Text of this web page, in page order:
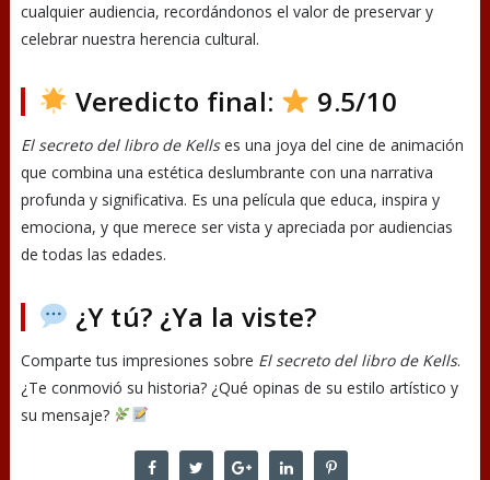
cualquier audiencia, recordándonos el valor de preservar y
celebrar nuestra herencia cultural.
Veredicto final: 9.5/10
El secreto del libro de Kellses una joya del cine de animación
que combina una estética deslumbrante con una narrativa
profunda y significativa. Es una película que educa, inspira y
emociona, y que merece ser vista y apreciada por audiencias
de todas las edades.
¿Y tú? ¿Ya la viste?
Comparte tus impresiones sobre El secreto del libro de Kells.
¿Te conmovió su historia? ¿Qué opinas de su estilo artístico y
su mensaje?